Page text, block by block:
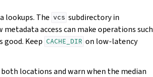
lookups. The vcs subdirectory in
access can make operations such
Keep CACHE_DIR on low-latency
locations and warn when the median